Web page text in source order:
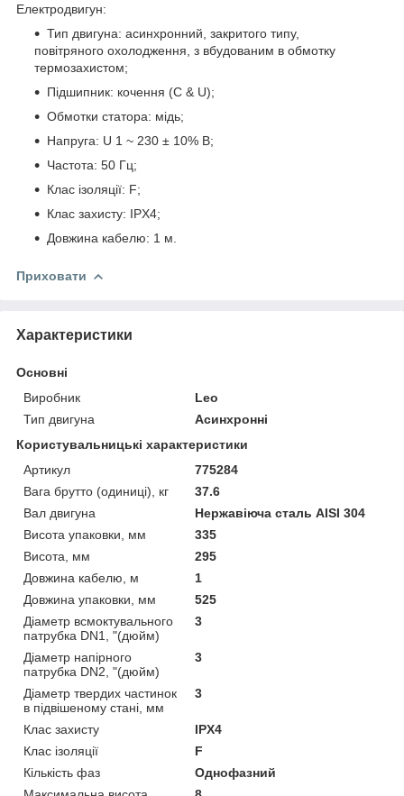
Електродвигун:
Тип двигуна: асинхронний, закритого типу,
повітряного охолодження, з вбудованим в обмотку
термозахистом;
Підшипник: кочення (C & U);
Обмотки статора: мідь;
Напруга: U 1 ~ 230 ± 10% В;
Частота: 50 Гц;
Клас ізоляції: F;
Клас захисту: IPХ4;
Довжина кабелю: 1 м.
Приховати
Характеристики
Основні
Виробник
Leo
Тип двигуна
Асинхронні
Користувальницькі характеристики
Артикул
775284
Вага брутто (одиниці), кг
37.6
Вал двигуна
Нержавіюча сталь AISI 304
Висота упаковки, мм
335
Висота, мм
295
Довжина кабелю, м
1
Довжина упаковки, мм
525
Діаметр всмоктувального
патрубка DN1, "(дюйм)
3
Діаметр напірного
патрубка DN2, "(дюйм)
3
Діаметр твердих частинок
в підвішеному стані, мм
3
Клас захисту
IPX4
Клас ізоляції
F
Кількість фаз
Однофазний